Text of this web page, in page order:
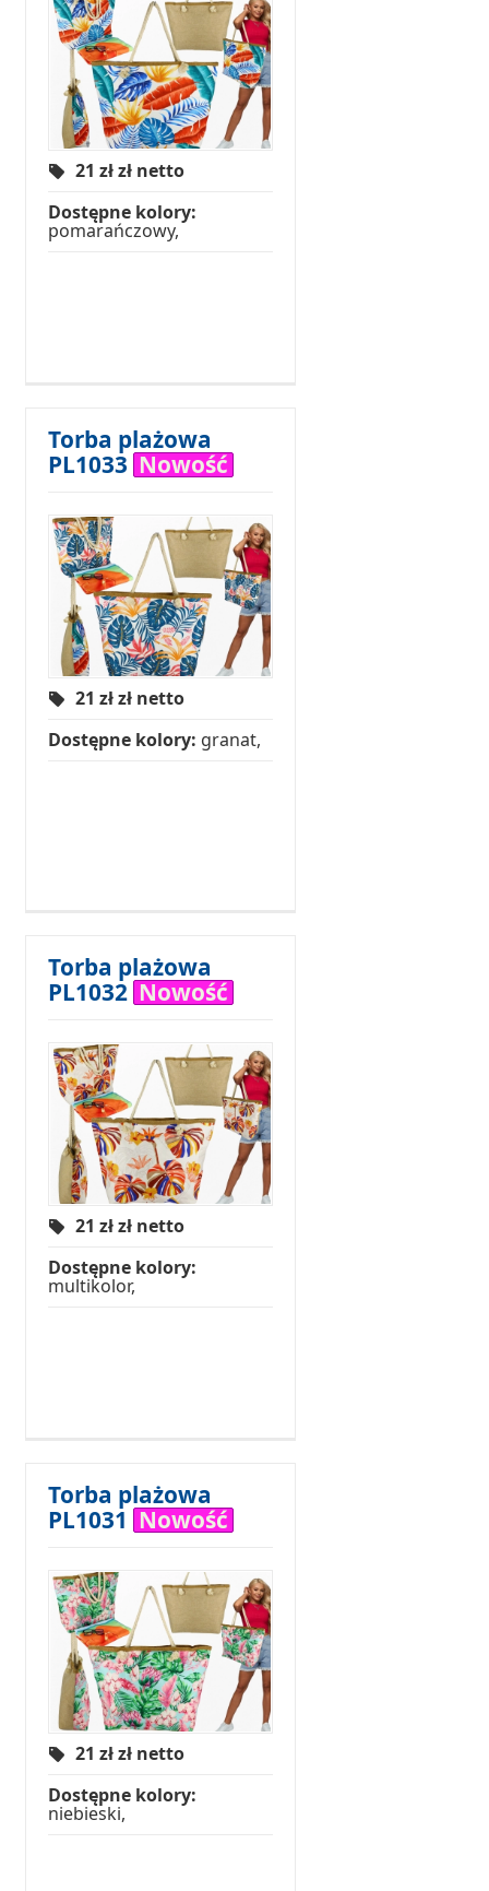
21 złzł netto
Dostępne kolory:
pomarańczowy,
Torba plażowa
PL1033 Nowość
21 złzł netto
Dostępne kolory: granat,
Torba plażowa
PL1032 Nowość
21 złzł netto
Dostępne kolory:
multikolor,
Torba plażowa
PL1031 Nowość
21 złzł netto
Dostępne kolory:
niebieski,